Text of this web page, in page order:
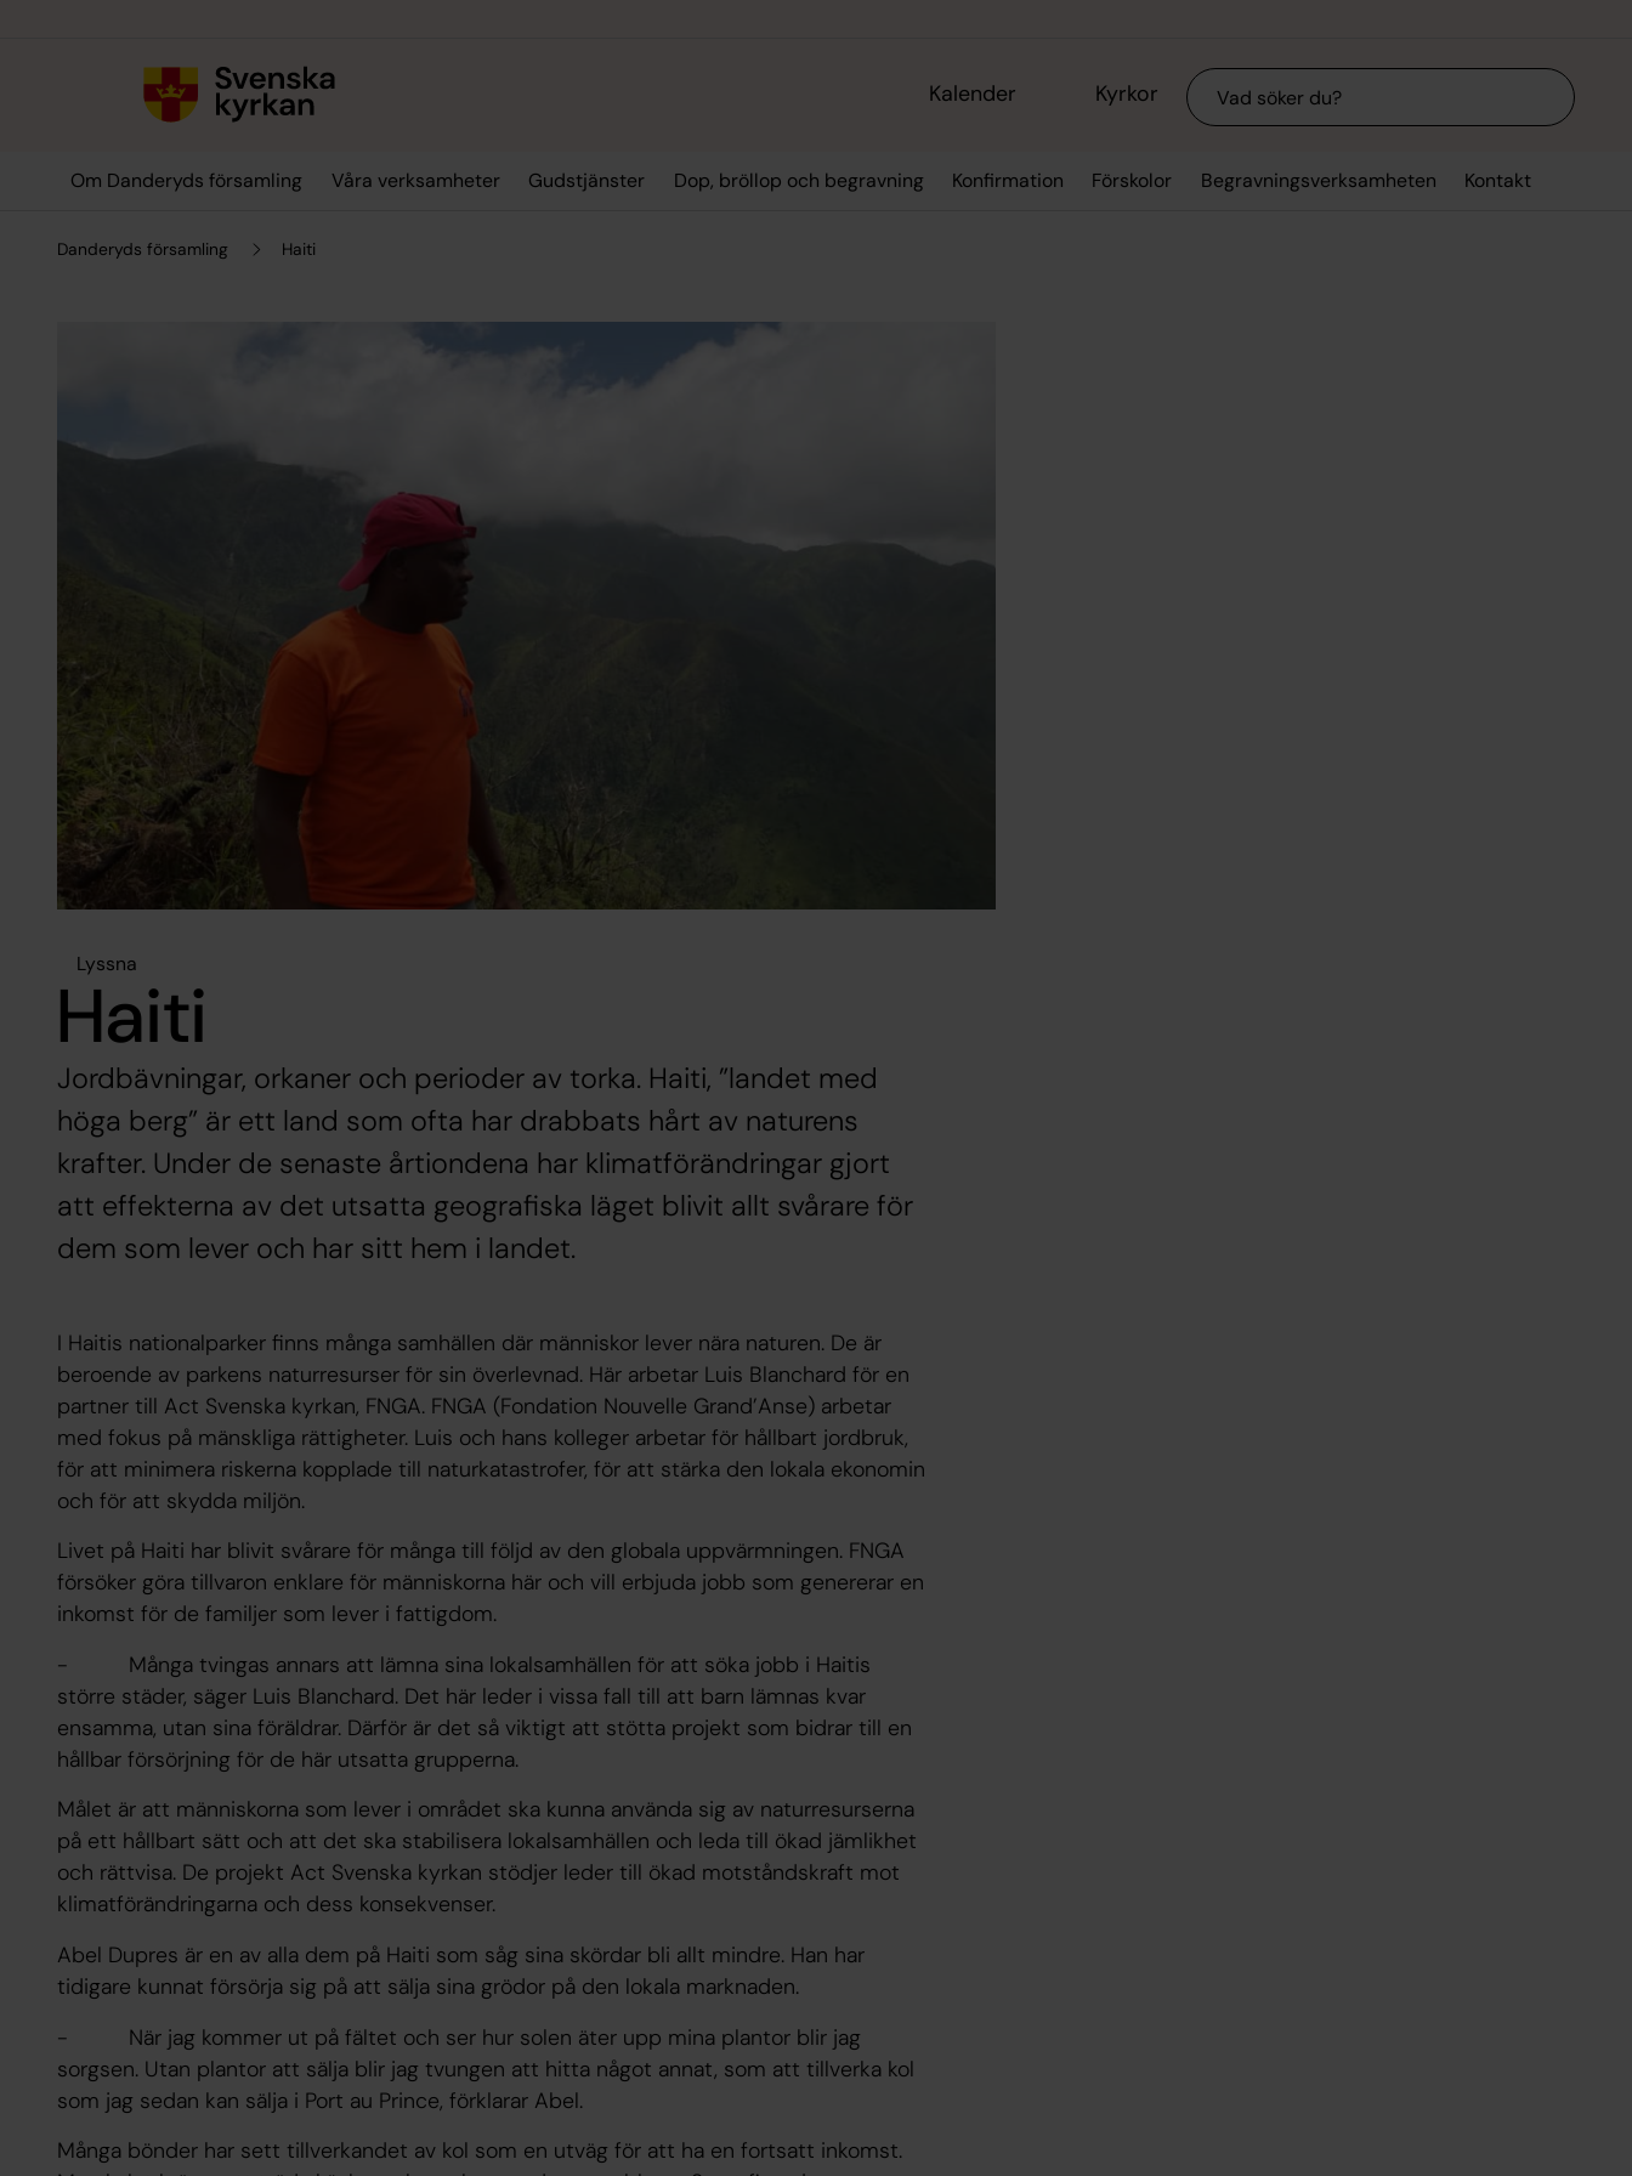
Kalender Kyrkor Sök
Om Danderyds församling Våra verksamheter Gudstjänster Dop, bröllop och begravning Konfirmation Förskolor Begravningsverksamheten Kontakt
Danderyds församling Haiti
Lyssna
Haiti
Jordbävningar, orkaner och perioder av torka. Haiti, ”landet med
höga berg” är ett land som ofta har drabbats hårt av naturens
krafter. Under de senaste årtiondena har klimatförändringar gjort
att effekterna av det utsatta geografiska läget blivit allt svårare för
dem som lever och har sitt hem i landet.
I Haitis nationalparker finns många samhällen där människor lever nära naturen. De är
beroende av parkens naturresurser för sin överlevnad. Här arbetar Luis Blanchard för en
partner till Act Svenska kyrkan, FNGA. FNGA (Fondation Nouvelle Grand’Anse) arbetar
med fokus på mänskliga rättigheter. Luis och hans kolleger arbetar för hållbart jordbruk,
för att minimera riskerna kopplade till naturkatastrofer, för att stärka den lokala ekonomin
och för att skydda miljön.
Livet på Haiti har blivit svårare för många till följd av den globala uppvärmningen. FNGA
försöker göra tillvaron enklare för människorna här och vill erbjuda jobb som genererar en
inkomst för de familjer som lever i fattigdom.
- Många tvingas annars att lämna sina lokalsamhällen för att söka jobb i Haitis
större städer, säger Luis Blanchard. Det här leder i vissa fall till att barn lämnas kvar
ensamma, utan sina föräldrar. Därför är det så viktigt att stötta projekt som bidrar till en
hållbar försörjning för de här utsatta grupperna.
Målet är att människorna som lever i området ska kunna använda sig av naturresurserna
på ett hållbart sätt och att det ska stabilisera lokalsamhällen och leda till ökad jämlikhet
och rättvisa. De projekt Act Svenska kyrkan stödjer leder till ökad motståndskraft mot
klimatförändringarna och dess konsekvenser.
Abel Dupres är en av alla dem på Haiti som såg sina skördar bli allt mindre. Han har
tidigare kunnat försörja sig på att sälja sina grödor på den lokala marknaden.
- När jag kommer ut på fältet och ser hur solen äter upp mina plantor blir jag
sorgsen. Utan plantor att sälja blir jag tvungen att hitta något annat, som att tillverka kol
som jag sedan kan sälja i Port au Prince, förklarar Abel.
Många bönder har sett tillverkandet av kol som en utväg för att ha en fortsatt inkomst.